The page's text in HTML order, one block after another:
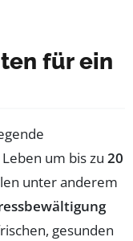
für ein
um bis zu 20
unter anderem
gesunden